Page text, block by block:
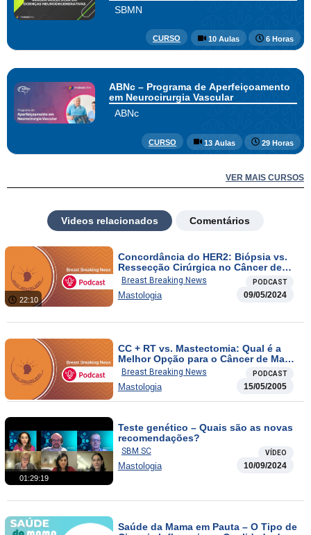
SBMN
CURSO 10 Aulas 6 Horas
ABNc – Programa de Aperfeiçoamento
em Neurocirurgia Vascular
ABNc
CURSO 13 Aulas 29 Horas
VER MAIS CURSOS
Videos relacionados Comentários
22:10
Concordância do HER2: Biópsia vs.
Ressecção Cirúrgica no Câncer de
Mama
Breast Breaking News PODCAST
Mastologia 09/05/2024
CC + RT vs. Mastectomia: Qual é a
Melhor Opção para o Câncer de Mama
Inicial? / Composição Corporal:
Impacto na Toxicidade do T-DXd no
Câncer de Mama
Breast Breaking News PODCAST
Mastologia 15/05/2005
01:29:19
Teste genético – Quais são as novas
recomendações?
SBM SC VÍDEO
Mastologia 10/09/2024
Saúde da Mama em Pauta – O Tipo de